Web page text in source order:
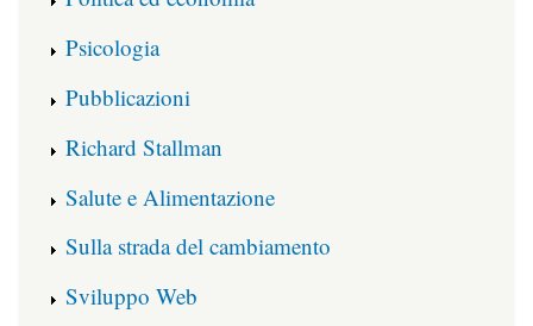
Psicologia
Pubblicazioni
Richard Stallman
Salute e Alimentazione
Sulla strada del cambiamento
Sviluppo Web